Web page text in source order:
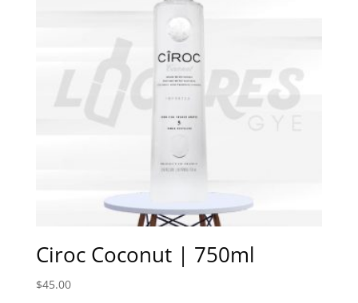
Ciroc Coconut | 750ml
$45.00